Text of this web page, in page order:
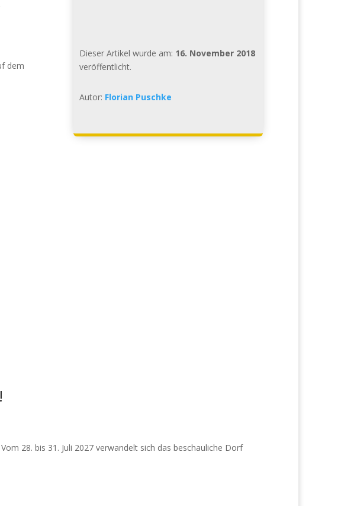
dem
Dieser Artikel wurde am: 16. November 2018
veröffentlicht.
Autor: Florian Puschke
28. bis 31. Juli 2027 verwandelt sich das beschauliche Dorf